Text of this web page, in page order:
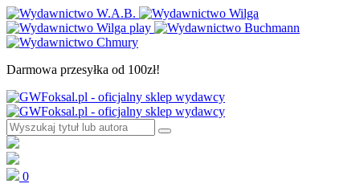
Darmowa przesyłka od 100zł!
0